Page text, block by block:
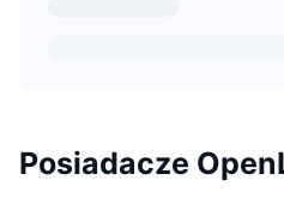
Posiadacze